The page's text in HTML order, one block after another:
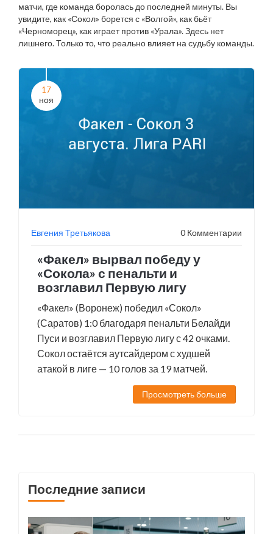
матчи, где команда боролась до последней минуты. Вы
увидите, как «Сокол» борется с «Волгой», как бьёт
«Черноморец», как играет против «Урала». Здесь нет
лишнего. Только то, что реально влияет на судьбу команды.
17
ноя
Евгения Третьякова 0 Комментарии
«Факел» вырвал победу у
«Сокола» с пенальти и
возглавил Первую лигу
«Факел» (Воронеж) победил «Сокол»
(Саратов) 1:0 благодаря пенальти Белайди
Пуси и возглавил Первую лигу с 42 очками.
Сокол остаётся аутсайдером с худшей
атакой в лиге — 10 голов за 19 матчей.
Просмотреть больше
Последние записи